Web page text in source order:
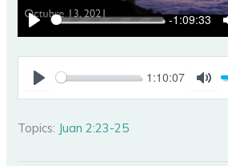
PLAY
-1:09:33
1:10:07
Topics: Juan 2:23-25